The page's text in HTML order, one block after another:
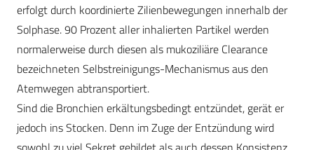
erfolgt durch koordinierte Zilienbewegungen innerhalb der
Solphase. 90 Prozent aller inhalierten Partikel werden
normalerweise durch diesen als mukoziliäre Clearance
bezeichneten Selbstreinigungs-Mechanismus aus den
Atemwegen abtransportiert.
Sind die Bronchien erkältungsbedingt entzündet, gerät er
jedoch ins Stocken. Denn im Zuge der Entzündung wird